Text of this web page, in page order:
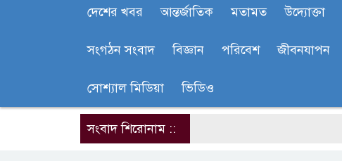
দেশের খবর আন্তর্জাতিক মতামত উদ্যোক্তা
সংগঠন সংবাদ বিজ্ঞান পরিবেশ জীবনযাপন
সোশ্যাল মিডিয়া ভিডিও
সংবাদ শিরোনাম ::